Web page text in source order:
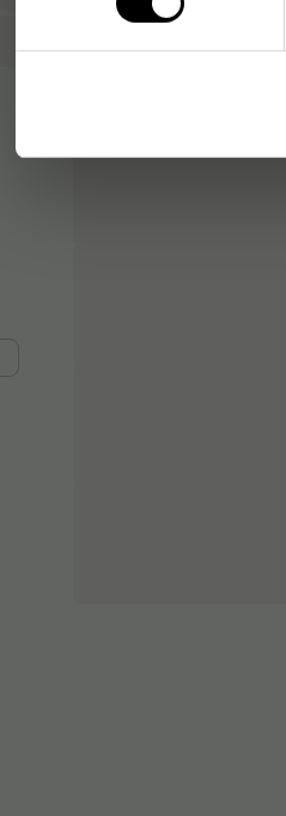
holdbare løsninger til